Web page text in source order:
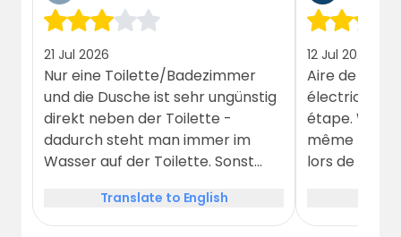
21 Jul 2026
Nur eine Toilette/Badezimmer
und die Dusche ist sehr ungünstig
direkt neben der Toilette -
dadurch steht man immer im
Wasser auf der Toilette. Sonst
kurzen Stopp nach der Brücke.
Translate to English
12 Jul 2026
Aire de
électricité,
étape. WC
même
lors de la
à laver et